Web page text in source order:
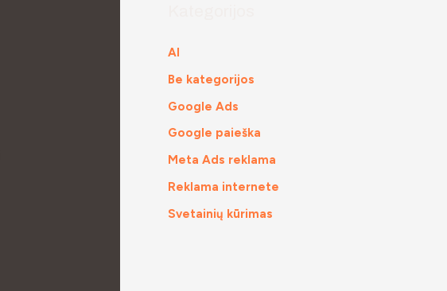
AI
Be kategorijos
Google Ads
Google paieška
Meta Ads reklama
Reklama internete
Svetainių kūrimas